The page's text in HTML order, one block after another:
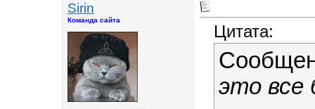
Sirin
Команда сайта
Цитата:
это все